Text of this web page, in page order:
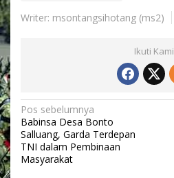
Writer: msontangsihotang (ms2)
Ikuti Kami
N
a
v
Pos sebelumnya
Babinsa Desa Bonto
Salluang, Garda Terdepan
TNI dalam Pembinaan
Masyarakat